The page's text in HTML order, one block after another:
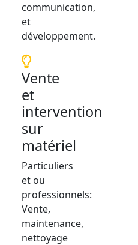
communication,
et
développement.
Vente
et
intervention
sur
matériel
Particuliers
et ou
professionnels:
Vente,
maintenance,
nettoyage